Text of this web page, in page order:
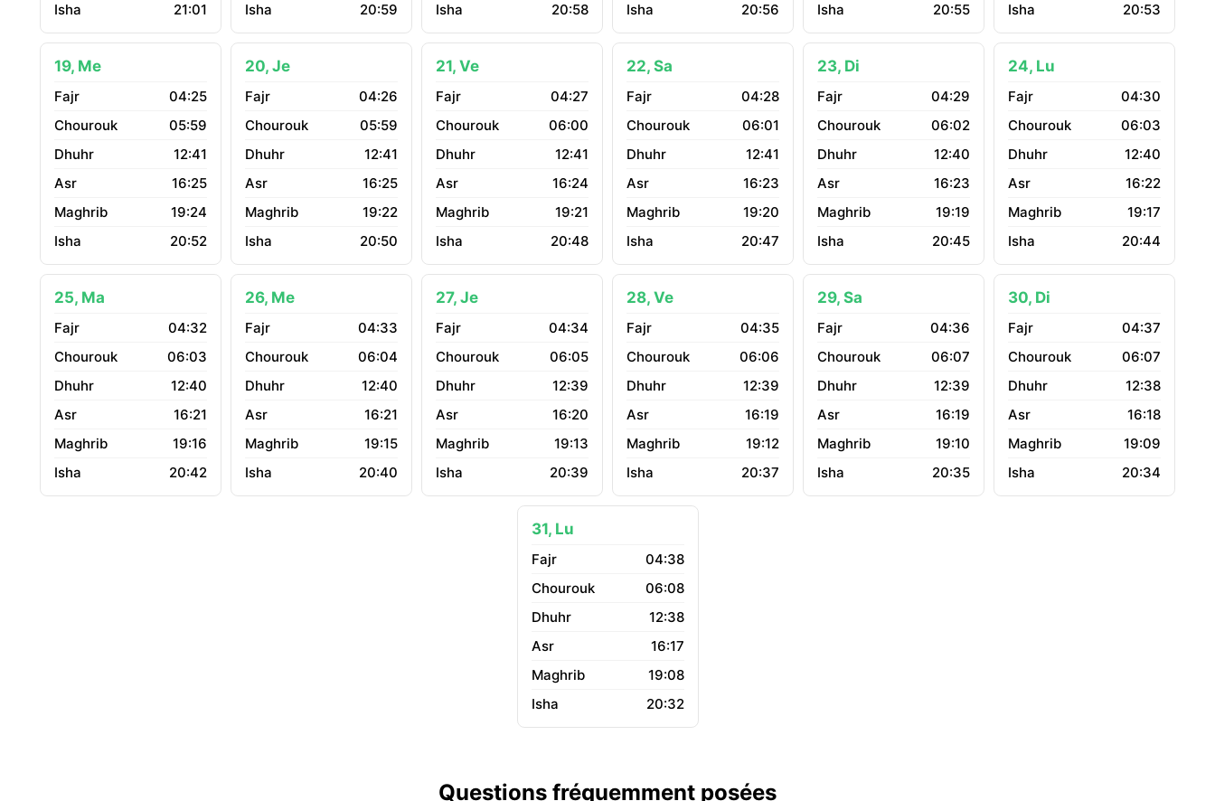
21:01
20:59
20:58
20:56
20:55
20:53
19, Me
04:25
05:59
12:41
16:25
19:24
20:52
20, Je
04:26
05:59
12:41
16:25
19:22
20:50
21, Ve
04:27
06:00
12:41
16:24
19:21
20:48
22, Sa
04:28
06:01
12:41
16:23
19:20
20:47
23, Di
04:29
06:02
12:40
16:23
19:19
20:45
24, Lu
04:30
06:03
12:40
16:22
19:17
20:44
25, Ma
04:32
06:03
12:40
16:21
19:16
20:42
26, Me
04:33
06:04
12:40
16:21
19:15
20:40
27, Je
04:34
06:05
12:39
16:20
19:13
20:39
28, Ve
04:35
06:06
12:39
16:19
19:12
20:37
29, Sa
04:36
06:07
12:39
16:19
19:10
20:35
30, Di
04:37
06:07
12:38
16:18
19:09
20:34
31, Lu
04:38
06:08
12:38
16:17
19:08
20:32
Questions fréquemment posées